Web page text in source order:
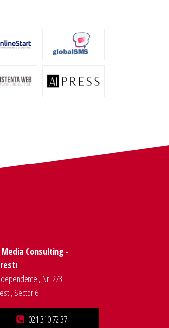
Consulting -
Nr. 273
Sector 6
021 310 72 37